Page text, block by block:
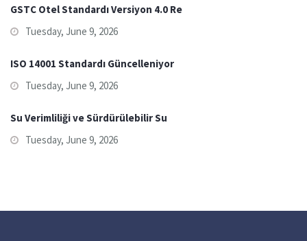
GSTC Otel Standardı Versiyon 4.0 Re
Tuesday, June 9, 2026
ISO 14001 Standardı Güncelleniyor
Tuesday, June 9, 2026
Su Verimliliği ve Sürdürülebilir Su
Tuesday, June 9, 2026